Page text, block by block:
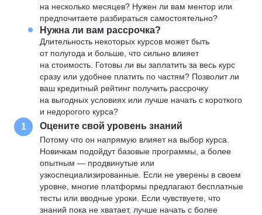
на несколько месяцев? Нужен ли вам ментор или
предпочитаете разбираться самостоятельно?
Нужна ли вам рассрочка?
Длительность некоторых курсов может быть
от полугода и больше, что сильно влияет
на стоимость. Готовы ли вы заплатить за весь курс
сразу или удобнее платить по частям? Позволит ли
ваш кредитный рейтинг получить рассрочку
на выгодных условиях или лучше начать с короткого
и недорогого курса?
1 Оцените свой уровень знаний
Потому что он напрямую влияет на выбор курса.
Новичкам подойдут базовые программы, а более
опытным — продвинутые или
узкоспециализированные. Если не уверены в своем
уровне, многие платформы предлагают бесплатные
тесты или вводные уроки. Если чувствуете, что
знаний пока не хватает, лучше начать с более